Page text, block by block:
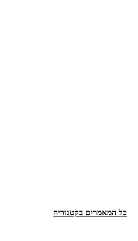
כל המאמרים בקטגוריה